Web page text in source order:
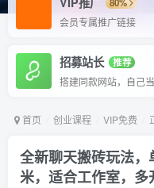
会员专属推广链接
招募站长
推荐
首页 创业课程 VIP免费
全新聊天搬砖玩法
米，适合工作室，多